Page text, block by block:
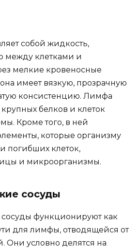
собой жидкость,
клетками и
мелкие кровеносные
имеет вязкую, прозрачную
консистенцию. Лимфа
белков и клеток
Кроме того, в ней
которые организму
погибших клеток,
и микроорганизмы.
сосуды
функционируют как
для лимфы, отводящейся от
Они условно делятся на